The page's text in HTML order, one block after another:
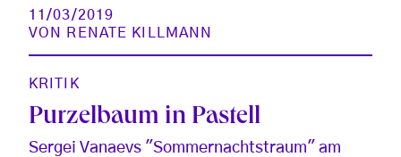
11/03/2019
VON
RENATE KILLMANN
KRITIK
Purzelbaum in Pastell
Sergei Vanaevs "Sommernachtstraum" am